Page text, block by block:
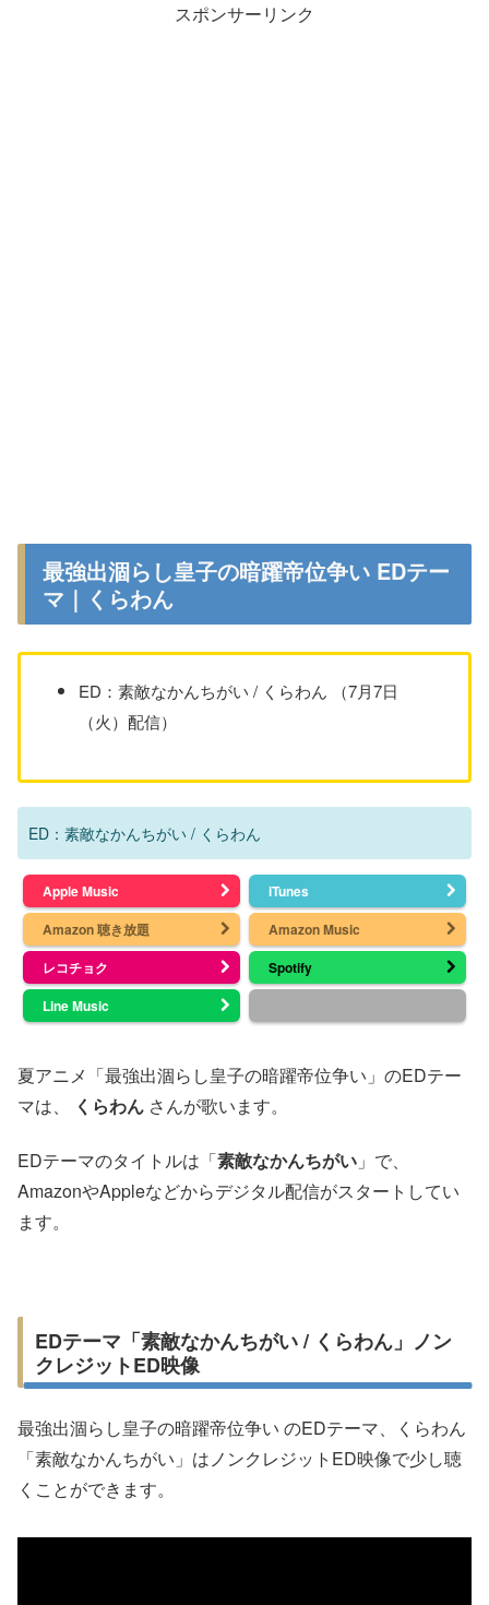
スポンサーリンク
最強出涸らし皇子の暗躍帝位争い EDテー
マ｜くらわん
ED：素敵なかんちがい / くらわん （7月7日
（火）配信）
ED：素敵なかんちがい / くらわん
Apple Music
iTunes
Amazon 聴き放題
Amazon Music
レコチョク
Spotify
Line Music
夏アニメ「最強出涸らし皇子の暗躍帝位争い」のEDテー
マは、
くらわん さんが歌います。
EDテーマのタイトルは「素敵なかんちがい 」で、
AmazonやAppleなどからデジタル配信がスタートしてい
ます。
EDテーマ「素敵なかんちがい / くらわん」ノン
クレジットED映像
最強出涸らし皇子の暗躍帝位争い のEDテーマ、くらわん
「素敵なかんちがい」はノンクレジットED映像で少し聴
くことができます。